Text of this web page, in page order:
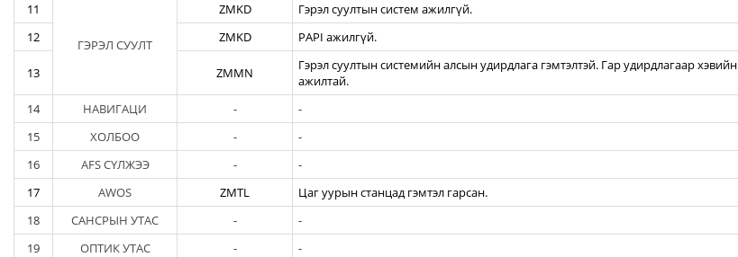
11
ГЭРЭЛ СУУЛТ
ZMKD Гэрэл суултын систем ажилгүй.
12
ZMKD PAPI ажилгүй.
13 ZMMN
Гэрэл суултын системийн алсын удирдлага гэмтэлтэй. Гар удирдлагаар хэвийн
ажилтай.
14 НАВИГАЦИ - -
15
ХОЛБОО - -
16
AFS СҮЛЖЭЭ - -
17
AWOS ZMTL Цаг уурын станцад гэмтэл гарсан.
18
САНСРЫН УТАС - -
19
ОПТИК УТАС - -